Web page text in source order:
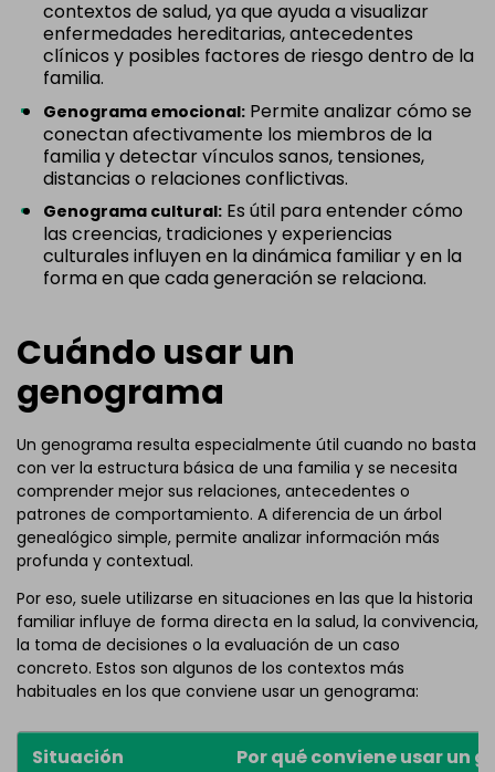
contextos de salud, ya que ayuda a visualizar
enfermedades hereditarias, antecedentes
clínicos y posibles factores de riesgo dentro de la
familia.
Genograma emocional: Permite analizar cómo se
conectan afectivamente los miembros de la
familia y detectar vínculos sanos, tensiones,
distancias o relaciones conflictivas.
Genograma cultural: Es útil para entender cómo
las creencias, tradiciones y experiencias
culturales influyen en la dinámica familiar y en la
forma en que cada generación se relaciona.
Cuándo usar un
genograma
Un genograma resulta especialmente útil cuando no basta
con ver la estructura básica de una familia y se necesita
comprender mejor sus relaciones, antecedentes o
patrones de comportamiento. A diferencia de un árbol
genealógico simple, permite analizar información más
profunda y contextual.
Por eso, suele utilizarse en situaciones en las que la historia
familiar influye de forma directa en la salud, la convivencia,
la toma de decisiones o la evaluación de un caso
concreto. Estos son algunos de los contextos más
habituales en los que conviene usar un genograma:
Situación Por qué conviene usar un